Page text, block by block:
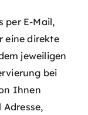
per E-Mail,
eine direkte
jeweiligen
bei
Ihnen